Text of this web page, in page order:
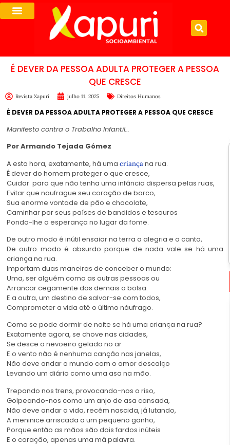
É DEVER DA PESSOA ADULTA PROTEGER A PESSOA
QUE CRESCE
Revista Xapuri julho 11, 2025 Direitos Humanos
É DEVER DA PESSOA ADULTA PROTEGER A PESSOA QUE CRESCE
Manifesto contra o Trabalho Infantil…
Por Armando Tejada Gómez
A esta hora, exatamente, há uma criançana rua.
É dever do homem proteger o que cresce,
Cuidar para que não tenha uma infância dispersa pelas ruas,
Evitar que naufrague seu coração de barco,
Sua enorme vontade de pão e chocolate,
Caminhar por seus países de bandidos e tesouros
Pondo-lhe a esperança no lugar da fome.
De outro modo é inútil ensaiar na terra a alegria e o canto,
De outro modo é absurdo porque de nada vale se há uma
criança na rua.
Importam duas maneiras de conceber o mundo:
Uma, ser alguém como as outras pessoas ou
Arrancar cegamente dos demais a bolsa.
E a outra, um destino de salvar-se com todos,
Comprometer a vida até o último náufrago.
Como se pode dormir de noite se há uma criança na rua?
Exatamente agora, se chove nas cidades,
Se desce o nevoeiro gelado no ar
E o vento não é nenhuma canção nas janelas,
Não deve andar o mundo com o amor descalço
Levando um diário como uma asa na mão.
Trepando nos trens, provocando-nos o riso,
Golpeando-nos como um anjo de asa cansada,
Não deve andar a vida, recém nascida, já lutando,
A meninice arriscada a um pequeno ganho,
Porque então as mãos são dois fardos inúteis
E o coração, apenas uma má palavra.